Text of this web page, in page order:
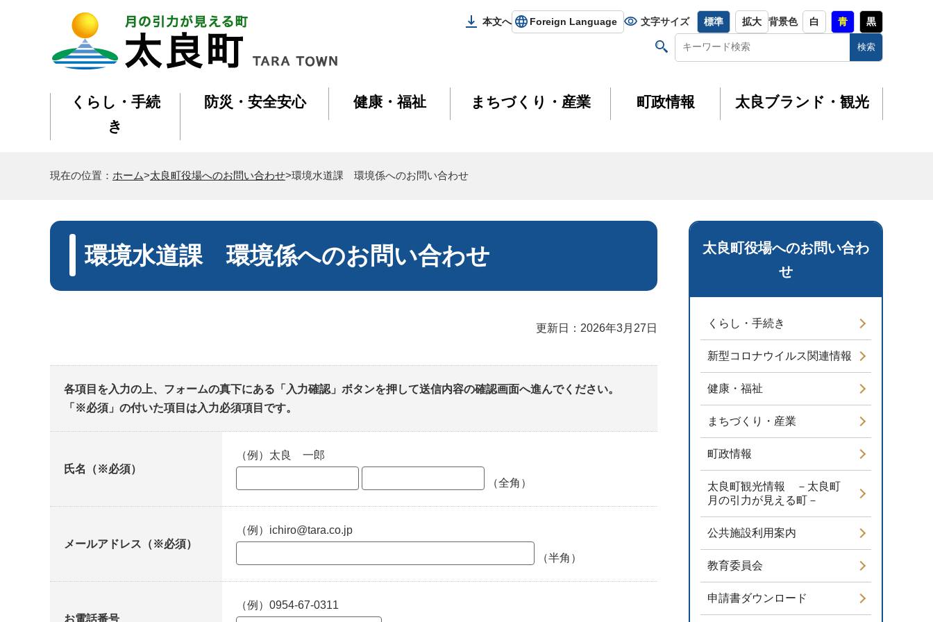
本文へ Foreign Language 文字サイズ 標準 拡大 背景色 白 青 黒
くらし・手続
き
防災・安全安心 健康・福祉 まちづくり・産業 町政情報 太良ブランド・観光
現在の位置： ホーム>太良町役場へのお問い合わせ>環境水道課 環境係へのお問い合わせ
太良町役場へのお問い合わ
せ
くらし・手続き
新型コロナウイルス関連情報
健康・福祉
まちづくり・産業
町政情報
太良町観光情報 －太良町
月の引力が見える町－
公共施設利用案内
教育委員会
申請書ダウンロード
環境水道課 環境係へのお問い合わせ
更新日：2026年3月27日
各項目を入力の上、フォームの真下にある「入力確認」ボタンを押して送信内容の確認画面へ進んでください。
「※必須」の付いた項目は入力必須項目です。
氏名（※必須）
（例）太良 一郎
（全角）
メールアドレス（※必須）
（例）ichiro@tara.co.jp
（半角）
お電話番号
（例）0954-67-0311